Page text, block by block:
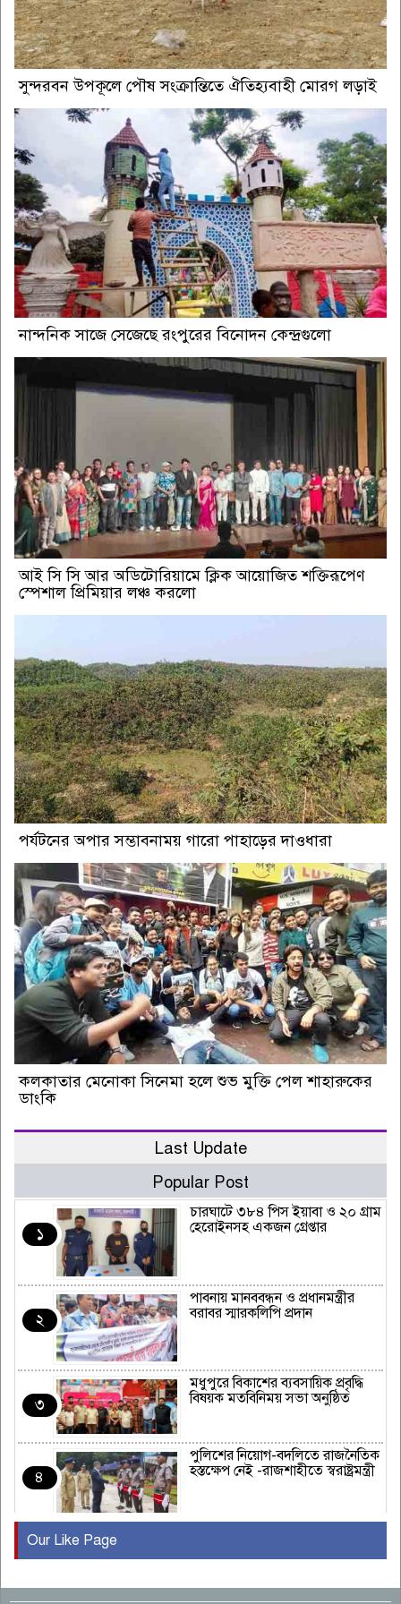
সুন্দরবন উপকূলে পৌষ সংক্রান্তিতে ঐতিহ্যবাহী মোরগ লড়াই
নান্দনিক সাজে সেজেছে রংপুরের বিনোদন কেন্দ্রগুলো
আই সি সি আর অডিটোরিয়ামে ক্লিক আয়োজিত শক্তিরূপেণ
স্পেশাল প্রিমিয়ার লঞ্চ করলো
পর্যটনের অপার সম্ভাবনাময় গারো পাহাড়ের দাওধারা
কলকাতার মেনোকা সিনেমা হলে শুভ মুক্তি পেল শাহারুকের
ডাংকি
Last Update
Popular Post
১
চারঘাটে ৩৮৪ পিস ইয়াবা ও ২০ গ্রাম
হেরোইনসহ একজন গ্রেপ্তার
২
পাবনায় মানববন্ধন ও প্রধানমন্ত্রীর
বরাবর স্মারকলিপি প্রদান
৩
মধুপুরে বিকাশের ব্যবসায়িক প্রবৃদ্ধি
বিষয়ক মতবিনিময় সভা অনুষ্ঠিত
৪
পুলিশের নিয়োগ-বদলিতে রাজনৈতিক
হস্তক্ষেপ নেই -রাজশাহীতে স্বরাষ্ট্রমন্ত্রী
৫
বছর পূর্তি উদযাপন
Our Like Page